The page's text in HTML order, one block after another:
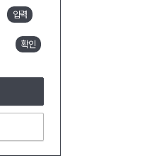
입력
확인